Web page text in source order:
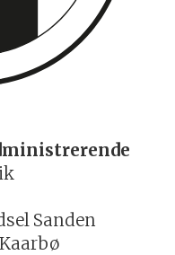
Sanden